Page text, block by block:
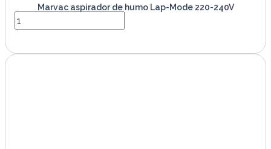
Marvac aspirador de humo Lap-Mode 220-240V